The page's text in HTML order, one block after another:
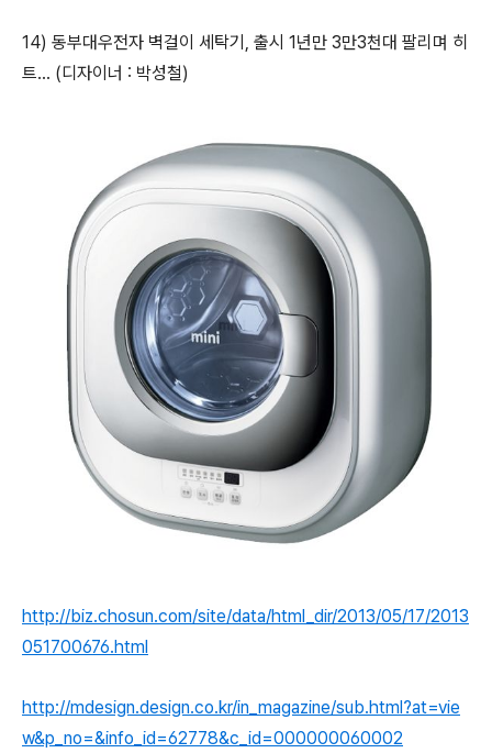
14) 동부대우전자 벽걸이 세탁기, 출시 1년만 3만3천대 팔리며 히
트... (디자이너 : 박성철)
http://biz.chosun.com/site/data/html_dir/2013/05/17/2013
051700676.html
http://mdesign.design.co.kr/in_magazine/sub.html?at=vie
w&p_no=&info_id=62778&c_id=000000060002